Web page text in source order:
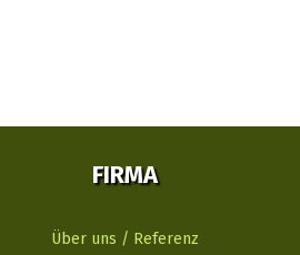
FIRMA
Über uns / Referenz